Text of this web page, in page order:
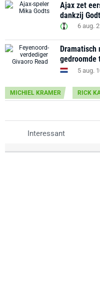
Ajax zet
dankzij
6 aug.
Dramatisch
5 aug.
MICHIEL KRAMER RICK
Interessant